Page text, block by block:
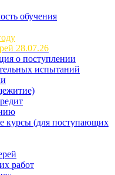
обучения
28.07.26
о поступлении
испытаний
курсы (для поступающих
работ